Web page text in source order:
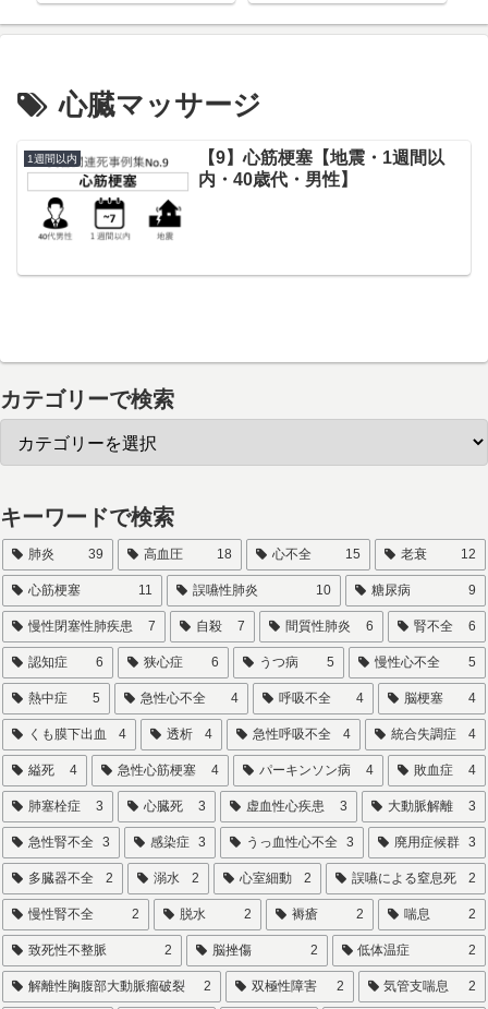
心臓マッサージ
1週間以内
【9】心筋梗塞【地震・1週間以
内・40歳代・男性】
カテゴリーで検索
キーワードで検索
肺炎 39 高血圧 18 心不全 15 老衰 12
心筋梗塞 11 誤嚥性肺炎 10 糖尿病 9
慢性閉塞性肺疾患 7 自殺 7 間質性肺炎 6 腎不全 6
認知症 6 狭心症 6 うつ病 5 慢性心不全 5
熱中症 5 急性心不全 4 呼吸不全 4 脳梗塞 4
くも膜下出血 4 透析 4 急性呼吸不全 4 統合失調症 4
縊死 4 急性心筋梗塞 4 パーキンソン病 4 敗血症 4
肺塞栓症 3 心臓死 3 虚血性心疾患 3 大動脈解離 3
急性腎不全 3 感染症 3 うっ血性心不全 3 廃用症候群 3
多臓器不全 2 溺水 2 心室細動 2 誤嚥による窒息死 2
慢性腎不全 2 脱水 2 褥瘡 2 喘息 2
致死性不整脈 2 脳挫傷 2 低体温症 2
解離性胸腹部大動脈瘤破裂 2 双極性障害 2 気管支喘息 2